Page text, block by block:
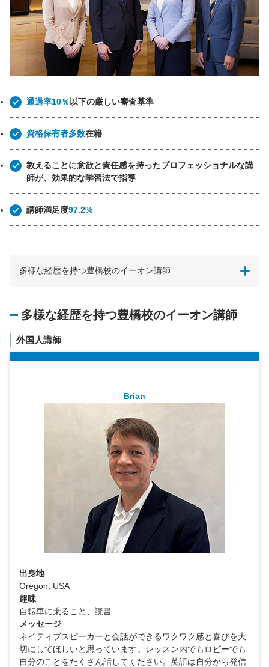
通過率10％ 以下の厳しい審査基準
資格保有者多数在籍
教えることに意欲と責任感を持ったプロフェッショナルな講
師が、効果的な学習法で指導
講師満足度97.2%
多様な経歴を持つ豊橋校のイーオン講師
多様な経歴を持つ豊橋校のイーオン講師
外国人講師
Brian
出身地
Oregon, USA
趣味
自転車に乗ること、読書
メッセージ
ネイティブスピーカーと会話ができるワクワク感と喜びを大
切にしてほしいと思っています。レッスン内でもロビーでも
自分のことをたくさん話してください。英語は自分から発信